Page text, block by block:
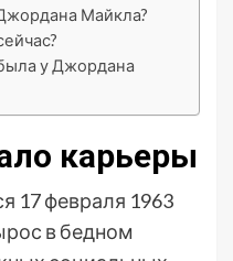
Майкла?
у Джордана
карьеры
17 февраля 1963
в бедном